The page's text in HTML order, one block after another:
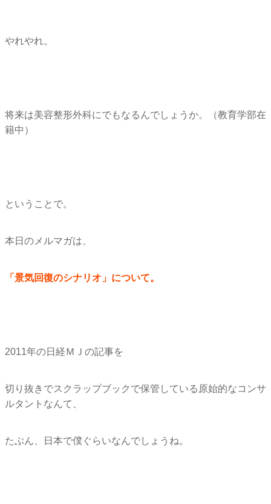
やれやれ。
将来は美容整形外科にでもなるんでしょうか。（教育学部在
籍中）
ということで。
本日のメルマガは、
「景気回復のシナリオ」について。
2011年の日経ＭＪの記事を
切り抜きでスクラップブックで保管している原始的なコンサ
ルタン トなんて、
たぶん、日本で僕ぐらいなんでしょうね。